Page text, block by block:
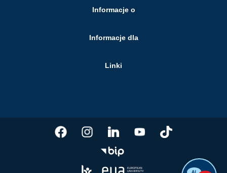
Informacje o
Informacje dla
Linki